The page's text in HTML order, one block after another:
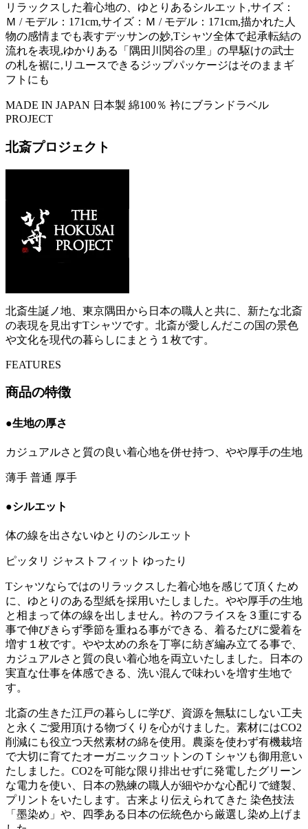
リラックスした着心地の、ゆとりあるシルエット,サイズ：
Ｍ / モデル：171cm,サイズ：Ｍ / モデル：171cm,描かれた人
物の感情までも表すデッサンの妙,Tシャツ全体で起承転結の
流れを表現,ゆかりある「隅田川関谷の里」の早駆けの武士
の札を裾に,リユースできるジップパッケージはそのままギ
フトにも
MADE IN JAPAN 日本製 綿100％ 衿にブランドラベル
PROJECT
北斎プロジェクト
北斎生誕ノ地、東京隅田から日本の職人と共に、新たな北斎
の表現を見出すTシャツです。北斎が愛しんだこの国の景色
や文化を現代の暮らしにまとう１枚です。
FEATURES
商品の特徴
●生地の厚さ
カジュアルさと質の良い着心地を併せ持つ、やや厚手の生地
薄手 普通 厚手
●シルエット
体の線を出さないゆとりのシルエット
ピッタリ ジャストフィット ゆったり
Tシャツならではのリラックスした着心地を感じて頂くため
に、ゆとりのある型紙を採用いたしました。やや厚手の生地
と相まって体の線を出しません。衿のフライスを３重にする
事で伸びきらず季節を重ねる事ができる、着るたびに愛着を
増す１枚です。やや太めの糸を丁寧に紡ぎ編み立てる事で、
カジュアルさと質の良い着心地を両立いたしました。日本の
実直な仕事を体感できる、洗い混んで味わいを増す生地で
す。
北斎の生きた江戸の暮らしに学び、資源を無駄にしない工夫
と永くご愛用頂ける物づくりを心がけました。素材にはCO2
削減にも役立つ天然素材の綿を使用。農薬を使わず有機栽培
で大切に育てたオーガニックコットンのＴシャツも御用意い
たしました。CO2を可能な限り排出せずに発電したグリーン
な電力を使い、日本の熟練の職人が細やかな心配りで縫製、
プリントをいたします。古来より伝えられてきた 染色技法
「墨染め」や、四季ある日本の伝統色から厳選し染め上げま